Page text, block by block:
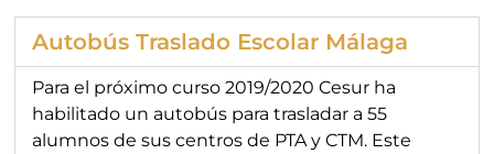
Autobús Traslado Escolar Málaga
Para el próximo curso 2019/2020 Cesur ha
habilitado un autobús para trasladar a 55
alumnos de sus centros de PTA y CTM. Este